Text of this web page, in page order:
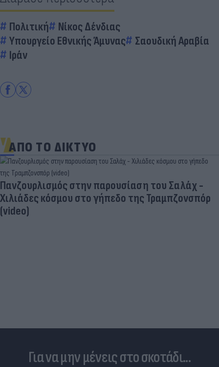
Πολιτική
Νίκος Δένδιας
Υπουργείο Εθνικής Άμυνας
Σαουδική Αραβία
Ιράν
ΑΠΟ ΤΟ ΔΙΚΤΥΟ
Πανζουρλισμός στην παρουσίαση του Σαλάχ -
Χιλιάδες κόσμου στο γήπεδο της Τραμπζονσπόρ
(video)
Για να μην μένεις στο σκοτάδι...